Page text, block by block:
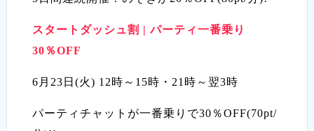
スタートダッシュ割 | パーティ一番乗り
30％OFF
6月23日(火) 12時～15時・21時～翌3時
パーティチャットが一番乗りで30％OFF(70pt/